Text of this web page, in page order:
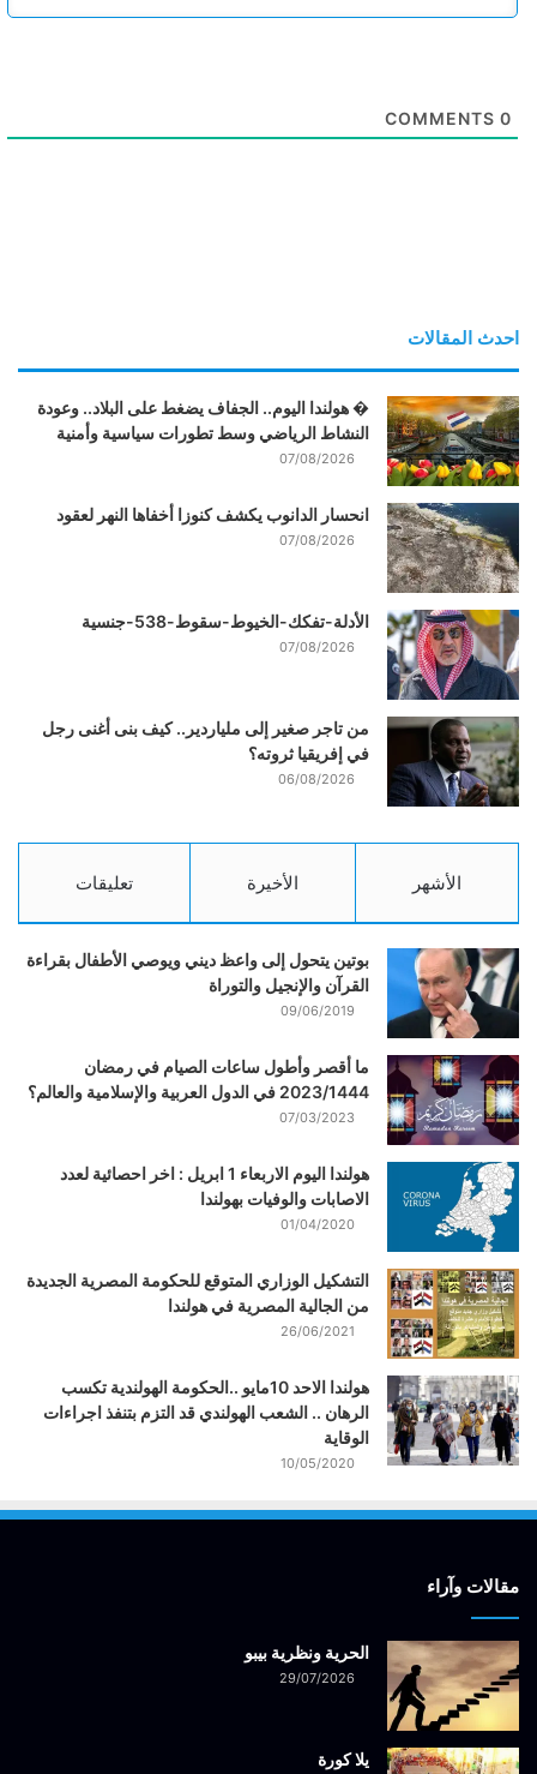
0
احدث المقالات
� هولندا اليوم.. الجفاف يضغط على البلاد.. وعودة
النشاط الرياضي وسط تطورات سياسية وأمنية
07/08/2026
انحسار الدانوب يكشف كنوزا أخفاها النهر لعقود
07/08/2026
الأدلة-تفكك-الخيوط-سقوط-538-جنسية
07/08/2026
من تاجر صغير إلى ملياردير.. كيف بنى أغنى رجل
في إفريقيا ثروته؟
06/08/2026
الأشهر الأخيرة تعليقات
بوتين يتحول إلى واعظ ديني ويوصي الأطفال بقراءة
القرآن والإنجيل والتوراة
09/06/2019
ما أقصر وأطول ساعات الصيام في رمضان
2023/1444 في الدول العربية والإسلامية والعالم؟
07/03/2023
هولندا اليوم الاربعاء 1 ابريل : اخر احصائية لعدد
الاصابات والوفيات بهولندا
01/04/2020
التشكيل الوزاري المتوقع للحكومة المصرية الجديدة
من الجالية المصرية في هولندا
26/06/2021
هولندا الاحد 10مايو ..الحكومة الهولندية تكسب
الرهان .. الشعب الهولندي قد التزم بتنفذ اجراءات
الوقاية
10/05/2020
مقالات وآراء
الحرية ونظرية بيبو
29/07/2026
يلا كورة